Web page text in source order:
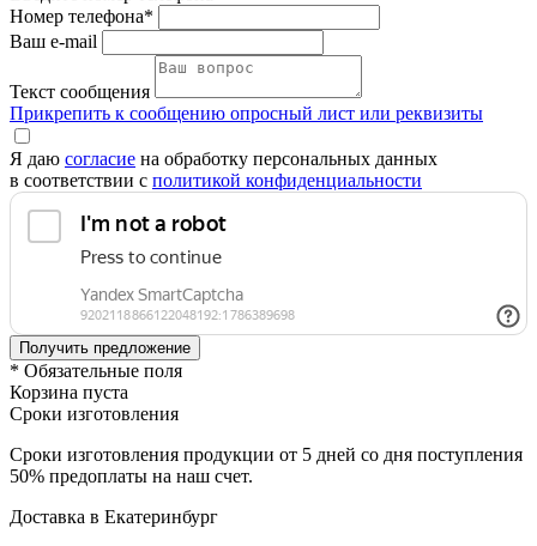
Номер телефона*
Ваш e-mail
Текст сообщения
Прикрепить к сообщению опросный лист или реквизиты
Я даю согласие на обработку персональных данных
в соответствии с политикой конфиденциальности
* Обязательные поля
Корзина пуста
Сроки изготовления
Сроки изготовления продукции от 5 дней со дня поступления
50% предоплаты на наш счет.
Доставка в Екатеринбург